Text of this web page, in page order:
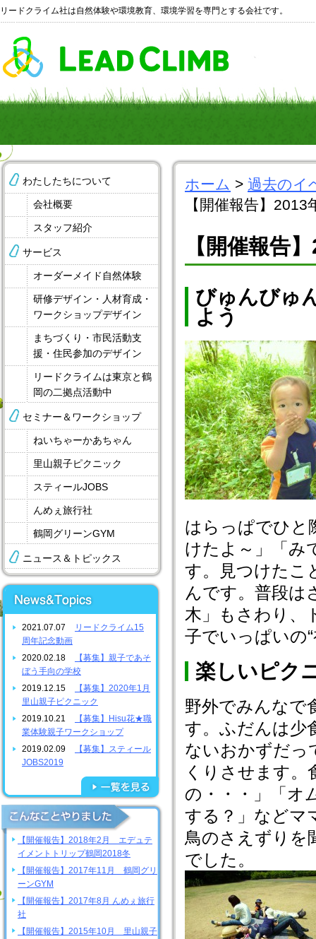
リードクライム社は自然体験や環境教育、環境学習を専門とする会社です。
ホーム > 過去のイ
【開催報告】
【開催報告
びゅんびゅ
よう
はらっぱでひと
けたよ～」「み
す。見つけたこ
んです。普段は
木」もさわり、
子でいっぱいの
楽しいピク
野外でみんなで
す。ふだんは少
ないおかずだっ
くりさせます。
の・・・」「オ
する？」などマ
鳥のさえずりを
でした。
わたしたちについて
会社概要
スタッフ紹介
サービス
オーダーメイド自然体験
研修デザイン・人材育成・
ワークショップデザイン
まちづくり・市民活動支
援・住民参加のデザイン
リードクライムは東京と鶴
岡の二拠点活動中
セミナー＆ワークショップ
ねいちゃーかあちゃん
里山親子ピクニック
スティールJOBS
んめぇ旅行社
鶴岡グリーンGYM
ニュース＆トピックス
2021.07.07
リードクライム15
周年記念動画
2020.02.18
【募集】親子であそ
ぼう手向の学校
2019.12.15
【募集】2020年1月
里山親子ピクニック
2019.10.21
【募集】Hisu花★職
業体験親子ワークショップ
2019.02.09
【募集】スティール
JOBS2019
【開催報告】2018年2月 エデュテ
イメントトリップ鶴岡2018冬
【開催報告】2017年11月 鶴岡グリ
ーンGYM
【開催報告】2017年8月 んめぇ旅行
社
【開催報告】2015年10月 里山親子